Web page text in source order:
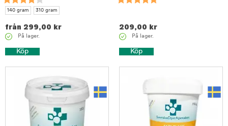
140 gram 310 gram
från 299,00 kr
På lager.
Köp
209,00 kr
På lager.
Köp